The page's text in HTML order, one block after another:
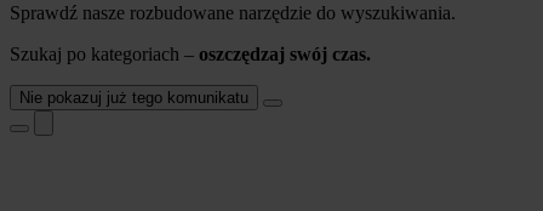
Sprawdź nasze rozbudowane narzędzie do wyszukiwania.
Szukaj po kategoriach – oszczędzaj swój czas.
Nie pokazuj już tego komunikatu